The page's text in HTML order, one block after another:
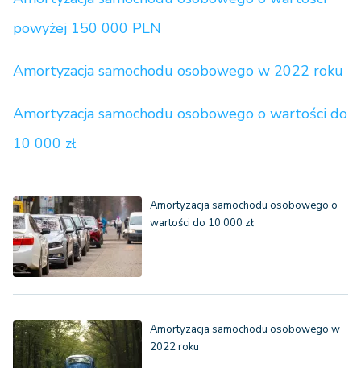
powyżej 150 000 PLN
Amortyzacja samochodu osobowego w 2022 roku
Amortyzacja samochodu osobowego o wartości do
10 000 zł
Amortyzacja samochodu osobowego o
wartości do 10 000 zł
Amortyzacja samochodu osobowego w
2022 roku